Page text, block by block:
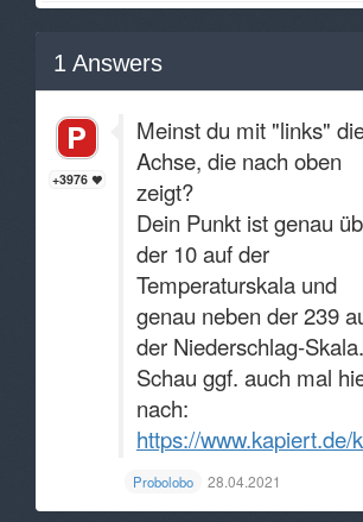
1 Answers
+3976
Meinst du mit "links"
Achse, die nach oben
zeigt?
Dein Punkt ist genau
der 10 auf der
Temperaturskala und
genau neben der 239
der Niederschlag-Skala.
Schau ggf. auch mal
nach:
https://
Probolobo 28.04.2021